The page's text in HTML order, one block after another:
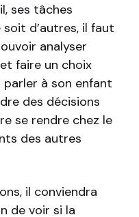
ses tâches
d’autres, il faut
analyser
faire un choix
parler à son enfant
des décisions
se rendre chez le
des autres
il conviendra
de voir si la